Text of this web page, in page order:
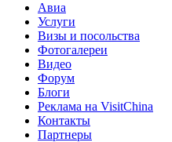
Авиа
Услуги
Визы и посольства
Фотогалереи
Видео
Форум
Блоги
Реклама на VisitChina
Контакты
Партнеры